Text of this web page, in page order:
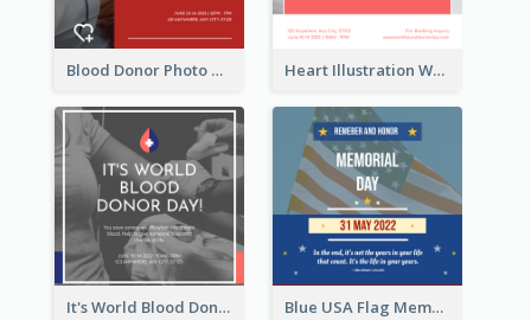
Blood Donor Photo World Blood Donor Day Instagram Post Heart Illustration World Blood Donor Day Instagram Post
It's World Blood Donor Day Photo Instagram Post Blue USA Flag Memorial Day Instagram Post Design